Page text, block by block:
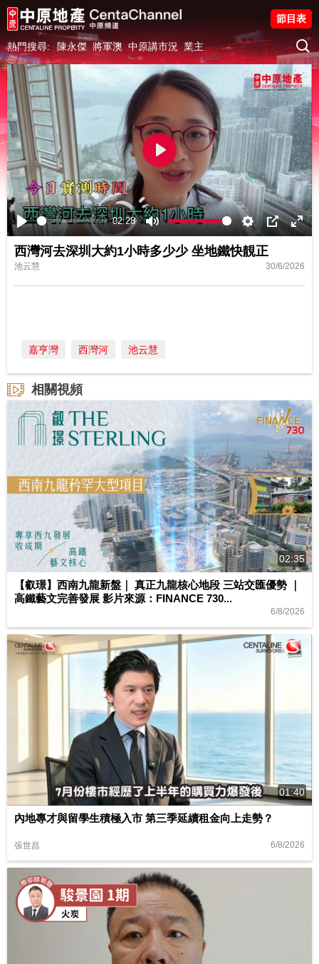
熱門搜尋: 陳永傑 將軍澳 中原講市況 業主
節目表
Play
02:28
Mute Settings
PIP
Play
西灣河去深圳大約1小時多少少 坐地鐵快靚正
池云慧 30/6/2026
嘉亨灣 西灣河 池云慧
相關視頻
02:35
【叡璟】西南九龍新盤｜ 真正九龍核心地段 三站交匯優勢 ｜
高鐵藝文完善發展 影片來源：FINANCE 730...
6/8/2026
01:40
內地專才與留學生積極入市 第三季延續租金向上走勢？
張世昌 6/8/2026